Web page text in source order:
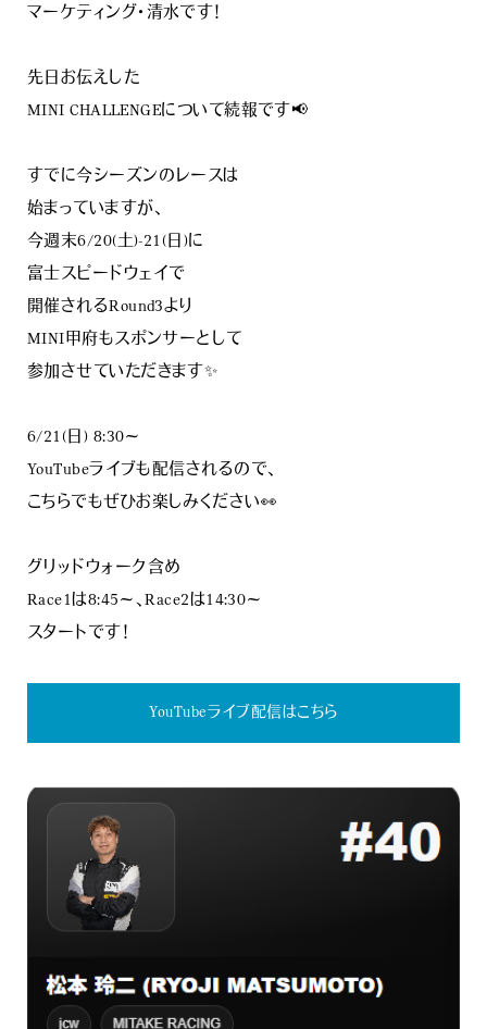
マーケティング・清水です！
先日お伝えした
MINI CHALLENGEについて続報です📢
すでに今シーズンのレースは
始まっていますが、
今週末6/20(土)-21(日)に
富士スピードウェイで
開催されるRound3より
MINI甲府もスポンサーとして
参加させていただきます✨
6/21(日) 8:30～
YouTubeライブも配信されるので、
こちらでもぜひお楽しみください👀
グリッドウォーク含め
Race1は8:45～、Race2は14:30～
スタートです！
YouTubeライブ配信はこちら